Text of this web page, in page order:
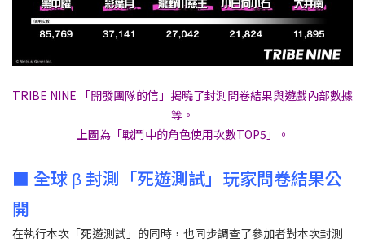
TRIBE NINE 「開發團隊的信」揭曉了封測問卷結果與遊戲內部數據
等。
上圖為「戰鬥中的角色使用次數TOP5」。
■ 全球 β 封測「死遊測試」玩家問卷結果公
開
在執行本次「死遊測試」的同時，也同步調查了參加者對本次封測